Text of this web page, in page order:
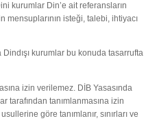
kurumlar Din’e ait referansların
isteği, talebi, ihtiyacı
kurumlar bu konuda tasarrufta
izin verilemez. DİB Yasasında
tarafından tanımlanmasına izin
göre tanımlanır, sınırları ve